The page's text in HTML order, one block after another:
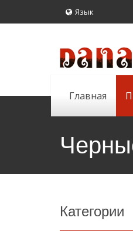
Язык
Главная
Категории